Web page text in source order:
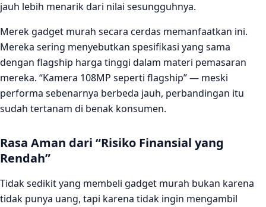
jauh lebih menarik dari nilai sesungguhnya.
Merek gadget murah secara cerdas memanfaatkan ini.
Mereka sering menyebutkan spesifikasi yang sama
dengan flagship harga tinggi dalam materi pemasaran
mereka. “Kamera 108MP seperti flagship” — meski
performa sebenarnya berbeda jauh, perbandingan itu
sudah tertanam di benak konsumen.
Rasa Aman dari “Risiko Finansial yang
Rendah”
Tidak sedikit yang membeli gadget murah bukan karena
tidak punya uang, tapi karena tidak ingin mengambil